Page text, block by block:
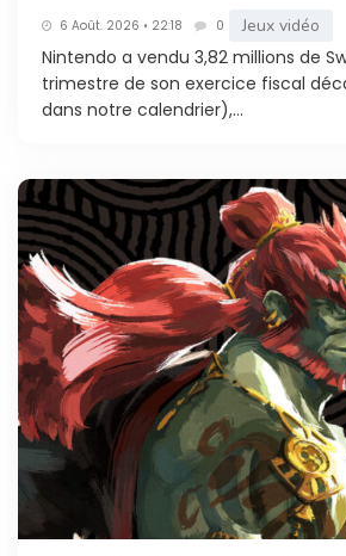
6 Août. 2026 • 22:18 0 Jeux vidéo
Nintendo a vendu 3,82 millions de
trimestre de son exercice fiscal
dans notre calendrier),...